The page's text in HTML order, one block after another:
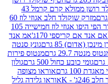
חטיף שוקולד רושן ממולא קרם קרמל 43
מזרק שוקולד חלב אגוזי לוז 60
קינדר הפי היפו אגוזי לוז חמישייה 105
170ג'
אמ אנד
גונץ סנטה
מנטוס פירות
500 גרם
גולון
אוראו מצופה
אוראו גלידה גליל